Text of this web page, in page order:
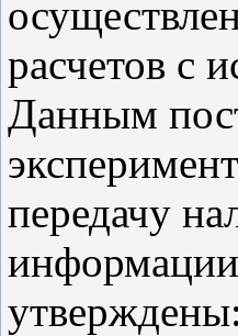
расчетов с
Данным
передачу
информации
утверждены: